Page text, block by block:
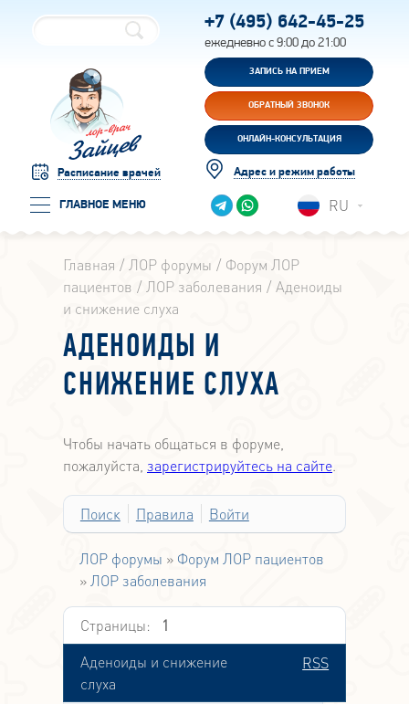
Расписание врачей
ГЛАВНОЕ МЕНЮ
+7 (495) 642-45-25
ежедневно с 9:00 до 21:00
ЗАПИСЬ НА ПРИЕМ
ОБРАТНЫЙ ЗВОНОК
ОНЛАЙН-КОНСУЛЬТАЦИЯ
Адрес и режим работы
RU
Главная ЛОР форумы
Форум ЛОР
пациентов
ЛОР заболевания
Аденоиды
и снижение слуха
АДЕНОИДЫ И
СНИЖЕНИЕ СЛУХА
Чтобы начать общаться в форуме,
пожалуйста, зарегистрируйтесь на сайте
Поиск Правила Войти
ЛОР форумы » Форум ЛОР пациентов
» ЛОР заболевания
Страницы:
1
RSS
Аденоиды и снижение
слуха